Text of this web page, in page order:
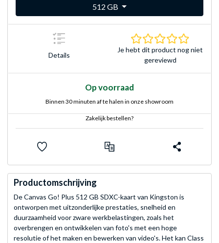
512 GB
Details
Je hebt dit product nog niet
gereviewd
Op voorraad
Binnen 30 minuten af te halen in onze showroom
Zakelijk bestellen?
Productomschrijving
De Canvas Go! Plus 512 GB SDXC-kaart van Kingston is
ontworpen met uitzonderlijke prestaties, snelheid en
duurzaamheid voor zware werkbelastingen, zoals het
overbrengen en ontwikkelen van foto's met een hoge
resolutie of het maken en bewerken van video's. Het kan Class